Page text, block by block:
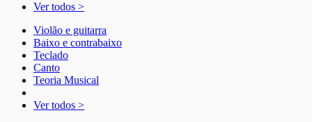
Ver todos >
Violão e guitarra
Baixo e contrabaixo
Teclado
Canto
Teoria Musical
Ver todos >